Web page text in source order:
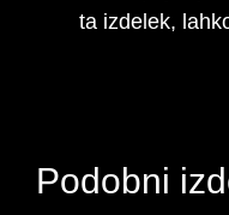
ta izdelek,
Podobni